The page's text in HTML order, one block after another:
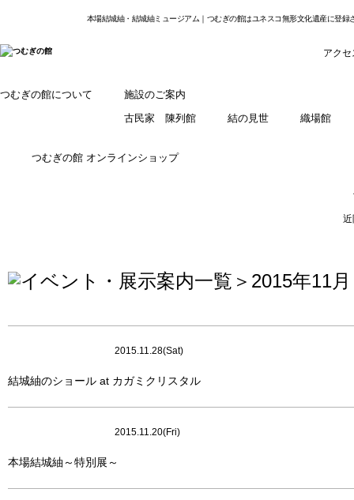
本場結城紬・結城紬ミュージアム｜つむぎの館はユネスコ無形文化遺産に登
アクセ
つむぎの館について
施設のご案内
古民家 陳列館
結の見世 織場館
つむぎの館 オンラインショップ
＞2015年11月
2015.11.28(Sat)
結城紬のショール at カガミクリスタル
2015.11.20(Fri)
本場結城紬～特別展～